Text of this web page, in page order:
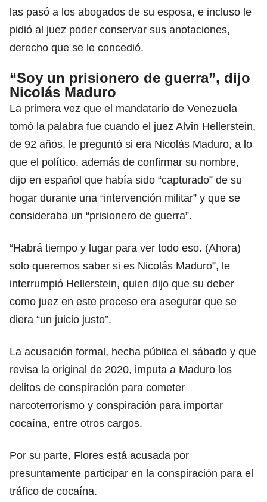
las pasó a los abogados de su esposa, e incluso le
pidió al juez poder conservar sus anotaciones,
derecho que se le concedió.
“Soy un prisionero de guerra”, dijo
Nicolás Maduro
La primera vez que el mandatario de Venezuela
tomó la palabra fue cuando el juez Alvin Hellerstein,
de 92 años, le preguntó si era Nicolás Maduro, a lo
que el político, además de confirmar su nombre,
dijo en español que había sido “capturado” de su
hogar durante una “intervención militar” y que se
consideraba un “prisionero de guerra”.
“Habrá tiempo y lugar para ver todo eso. (Ahora)
solo queremos saber si es Nicolás Maduro”, le
interrumpió Hellerstein, quien dijo que su deber
como juez en este proceso era asegurar que se
diera “un juicio justo”.
La acusación formal, hecha pública el sábado y que
revisa la original de 2020, imputa a Maduro los
delitos de conspiración para cometer
narcoterrorismo y conspiración para importar
cocaína, entre otros cargos.
Por su parte, Flores está acusada por
presuntamente participar en la conspiración para el
tráfico de cocaína.